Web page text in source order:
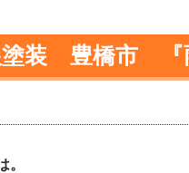
塗装 豊橋市 『
。